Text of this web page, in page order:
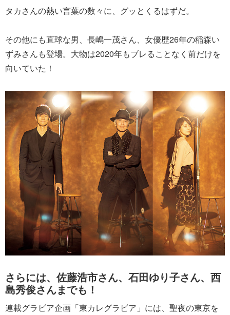
タカさんの熱い言葉の数々に、グッとくるはずだ。
その他にも直球な男、長嶋一茂さん、女優歴26年の稲森い
ずみさんも登場。大物は2020年もブレることなく前だけを
向いていた！
さらには、佐藤浩市さん、石田ゆり子さん、西
島秀俊さんまでも！
連載グラビア企画「東カレグラビア」には、聖夜の東京を